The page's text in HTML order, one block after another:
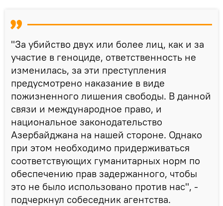
"За убийство двух или более лиц, как и за
участие в геноциде, ответственность не
изменилась, за эти преступления
предусмотрено наказание в виде
пожизненного лишения свободы. В данной
связи и международное право, и
национальное законодательство
Азербайджана на нашей стороне. Однако
при этом необходимо придерживаться
соответствующих гуманитарных норм по
обеспечению прав задержанного, чтобы
это не было использовано против нас", -
подчеркнул собеседник агентства.